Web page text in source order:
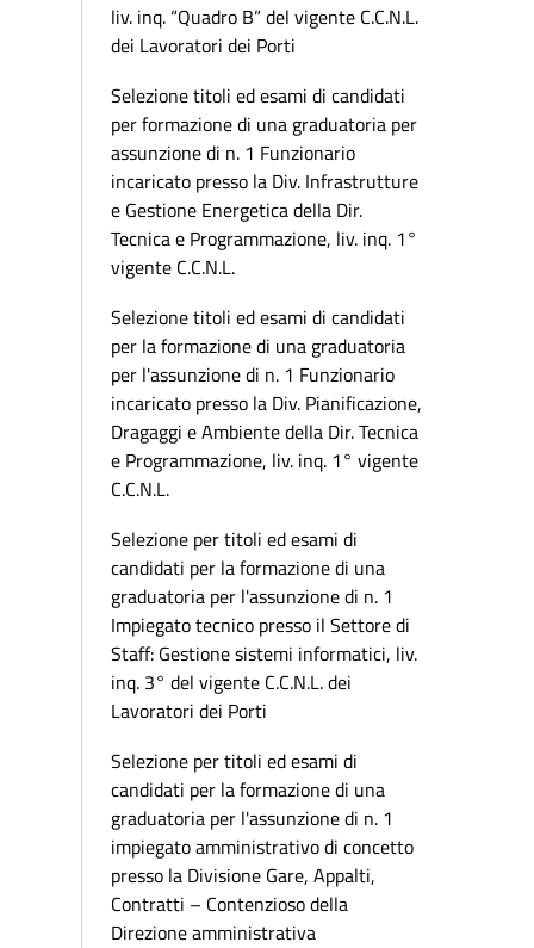
liv. inq. “Quadro B” del vigente C.C.N.L.
dei Lavoratori dei Porti
Selezione titoli ed esami di candidati
per formazione di una graduatoria per
assunzione di n. 1 Funzionario
incaricato presso la Div. Infrastrutture
e Gestione Energetica della Dir.
Tecnica e Programmazione, liv. inq. 1°
vigente C.C.N.L.
Selezione titoli ed esami di candidati
per la formazione di una graduatoria
per l'assunzione di n. 1 Funzionario
incaricato presso la Div. Pianificazione,
Dragaggi e Ambiente della Dir. Tecnica
e Programmazione, liv. inq. 1° vigente
C.C.N.L.
Selezione per titoli ed esami di
candidati per la formazione di una
graduatoria per l'assunzione di n. 1
Impiegato tecnico presso il Settore di
Staff: Gestione sistemi informatici, liv.
inq. 3° del vigente C.C.N.L. dei
Lavoratori dei Porti
Selezione per titoli ed esami di
candidati per la formazione di una
graduatoria per l'assunzione di n. 1
impiegato amministrativo di concetto
presso la Divisione Gare, Appalti,
Contratti – Contenzioso della
Direzione amministrativa